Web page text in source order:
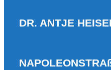
DR. ANTJE